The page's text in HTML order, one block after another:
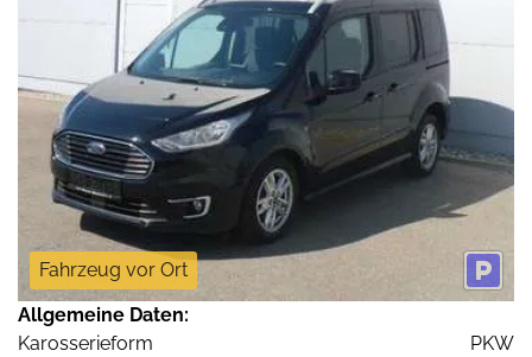
Fahrzeug vor Ort
Allgemeine Daten:
Karosserieform
PKW